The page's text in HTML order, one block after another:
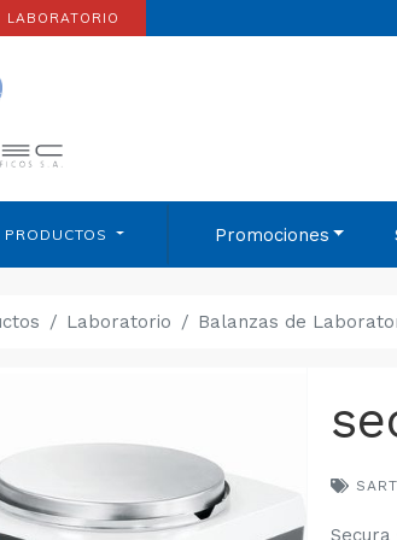
LABORATORIO
PRODUCTOS Promociones
Laboratorio Balanzas de